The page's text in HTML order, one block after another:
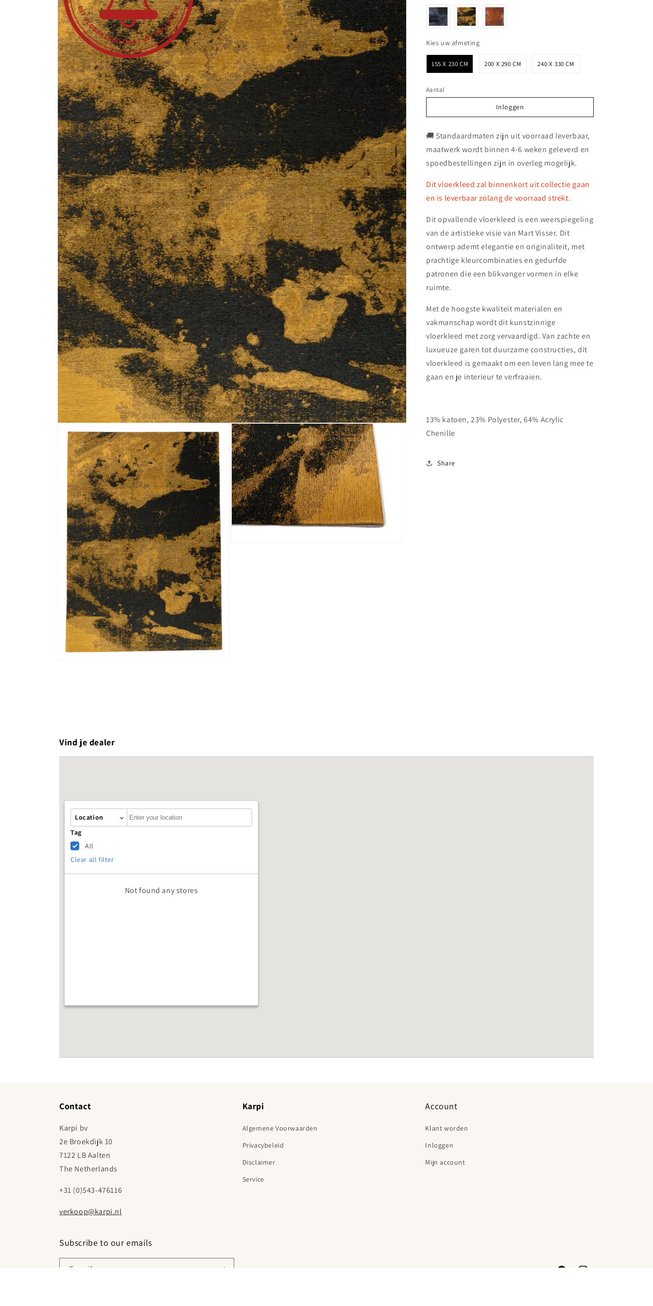
Kies uw afmetingKies uw afmeting
155 X 230 CM 200 X 290 CM 240 X 330 CM
Aantal
Inloggen
Inloggen
🚚 Standaardmaten zijn uit voorraad leverbaar,
maatwerk wordt binnen 4-6 weken geleverd en
spoedbestellingen zijn in overleg mogelijk.
Dit vloerkleed zal binnenkort uit collectie gaan
en is leverbaar zolang de voorraad strekt.
Dit opvallende vloerkleed is een weerspiegeling
van de artistieke visie van Mart Visser. Dit
ontwerp ademt elegantie en originaliteit, met
prachtige kleurcombinaties en gedurfde
patronen die een blikvanger vormen in elke
ruimte.
Met de hoogste kwaliteit materialen en
vakmanschap wordt dit kunstzinnige
vloerkleed met zorg vervaardigd. Van zachte en
luxueuze garen tot duurzame constructies, dit
vloerkleed is gemaakt om een leven lang mee te
gaan en je interieur te verfraaien.
13% katoen, 23% Polyester, 64% Acrylic
Chenille
Share
Vind je dealer
Location
Autocomplete
Tag
All
Clear all filter
Not found any stores
Contact
Karpi bv
2e Broekdijk 10
7122 LB Aalten
The Netherlands
+31 (0)543-476116
verkoop@karpi.nl
Karpi
Algemene Voorwaarden
Privacybeleid
Disclaimer
Service
Account
Klant worden
Inloggen
Mijn account
Subscribe to our emails
E‑mail